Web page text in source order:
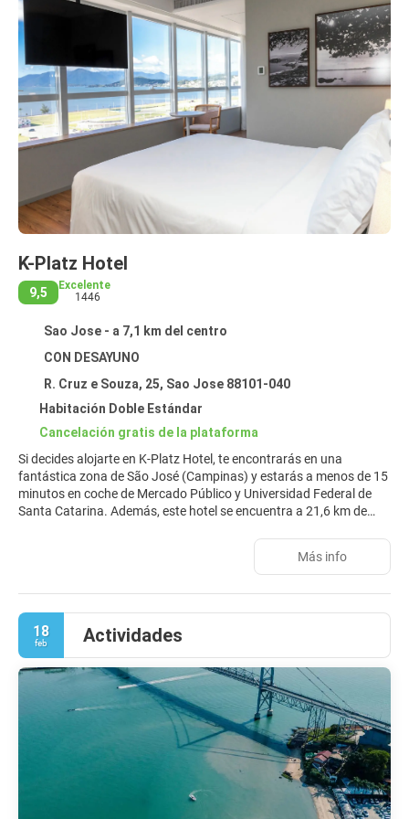
K-Platz Hotel
9,5
Excelente
1446
Sao Jose - a 7,1 km del centro
CON DESAYUNO
R. Cruz e Souza, 25, Sao Jose 88101-040
Habitación Doble Estándar
Cancelación gratis de la plataforma
Si decides alojarte en K-Platz Hotel, te encontrarás en una
fantástica zona de São José (Campinas) y estarás a menos de 15
minutos en coche de Mercado Público y Universidad Federal de
Santa Catarina. Además, este hotel se encuentra a 21,6 km de
No te pierdas instalaciones recreativas como gimnasio o
este hotel incluyen conexión a Internet wifi gratis, una sala de
estar compartida y acceso a un gimnasio cercano con descuento.
Te sentirás como en tu propia casa en cualquiera de las 120
habitaciones con aire acondicionado, minibar y Smart TV. Las
camas cuentan con colchones con una capa de acolchado
adicional y ropa de cama de alta calidad para descansar
plácidamente. La conexión wifi gratis te mantendrá en contacto
con los tuyos. Además, podrás disfrutar de canales por cable. El
baño privado está provisto de artículos de higiene personal
En K-Platz Hotel tienes un restaurante a tu disposición, o la
Más info
18
feb Actividades